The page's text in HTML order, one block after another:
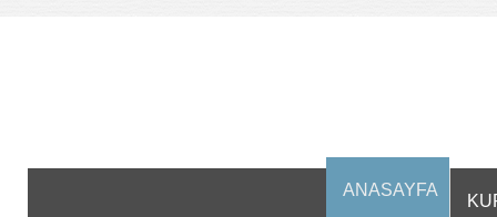
ANASAYFA